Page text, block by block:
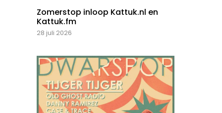
Zomerstop inloop Kattuk.nl en
Kattuk.fm
28 juli 2026